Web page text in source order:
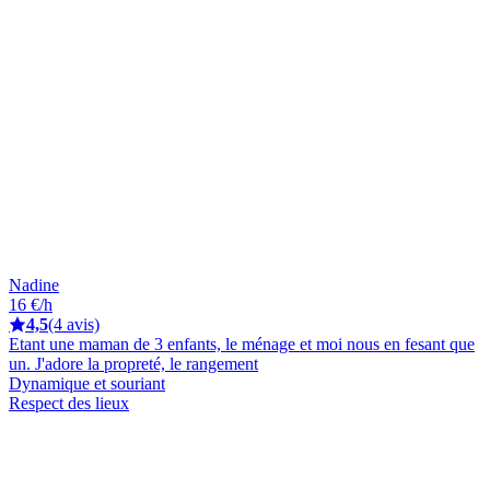
Nadine
16 €/h
4,5(4 avis)
Etant une maman de 3 enfants, le ménage et moi nous en fesant que
un. J'adore la propreté, le rangement
Dynamique et souriant
Respect des lieux